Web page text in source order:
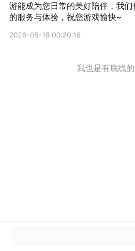
游能成为您日常的美好陪伴，我
的服务与体验，祝您游戏愉快~
2026-05-18 00:20:16
我也是有底线